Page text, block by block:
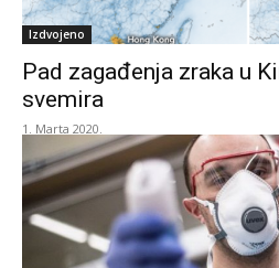
Izdvojeno
Pad zagađenja zraka u
svemira
1. Marta 2020.